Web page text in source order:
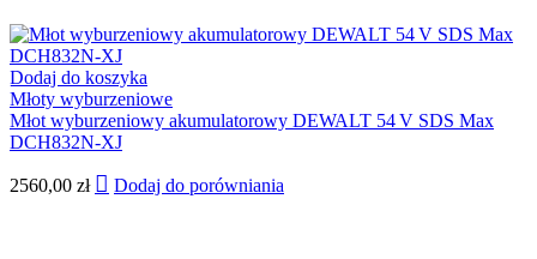
Dodaj do koszyka
Młoty wyburzeniowe
Młot wyburzeniowy akumulatorowy DEWALT 54 V SDS Max
DCH832N-XJ
2560,00 zł Dodaj do porówniania